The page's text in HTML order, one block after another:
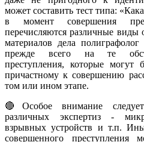
может составить тест типа:
в момент совершения
перечисляются различные виды
материалов дела
прежде всего на те
преступления, которые могут
причастному к совершению
том или ином этапе.
🔴Особое внимание
различных экспертиз -
взрывных устройств и т.п.
совершенного преступления